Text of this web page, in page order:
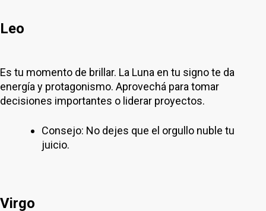
Leo
Es tu momento de brillar. La Luna en tu signo te da
energía y protagonismo. Aprovechá para tomar
decisiones importantes o liderar proyectos.
Consejo: No dejes que el orgullo nuble tu
juicio.
Virgo